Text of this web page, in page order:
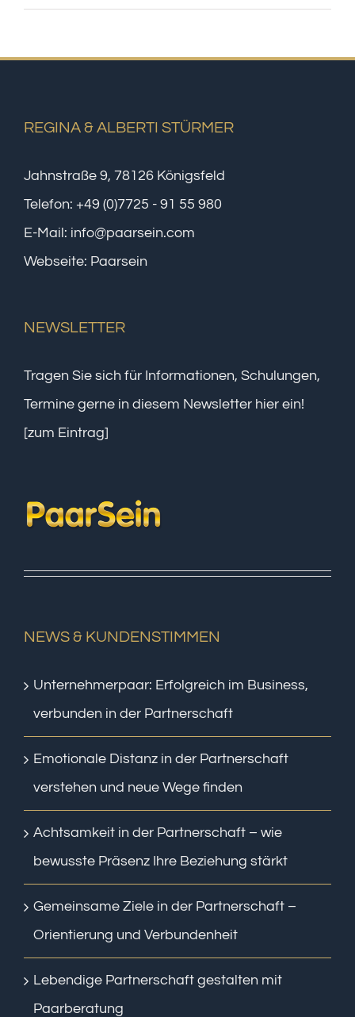
REGINA & ALBERTI STÜRMER
Jahnstraße 9, 78126 Königsfeld
Telefon: +49 (0)7725 - 91 55 980
E-Mail: info@paarsein.com
Webseite: Paarsein
NEWSLETTER
Tragen Sie sich für Informationen, Schulungen,
Termine gerne in diesem Newsletter hier ein!
[zum Eintrag]
NEWS & KUNDENSTIMMEN
Unternehmerpaar: Erfolgreich im Business,
verbunden in der Partnerschaft
Emotionale Distanz in der Partnerschaft
verstehen und neue Wege finden
Achtsamkeit in der Partnerschaft – wie
bewusste Präsenz Ihre Beziehung stärkt
Gemeinsame Ziele in der Partnerschaft –
Orientierung und Verbundenheit
Lebendige Partnerschaft gestalten mit
Paarberatung